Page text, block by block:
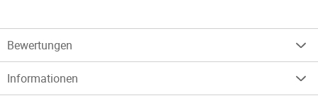
Bewertungen
Informationen